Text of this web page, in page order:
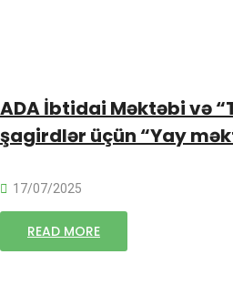
ADA İbtidai Məktəbi və
şagirdlər üçün “Yay
17/07/2025
READ MORE